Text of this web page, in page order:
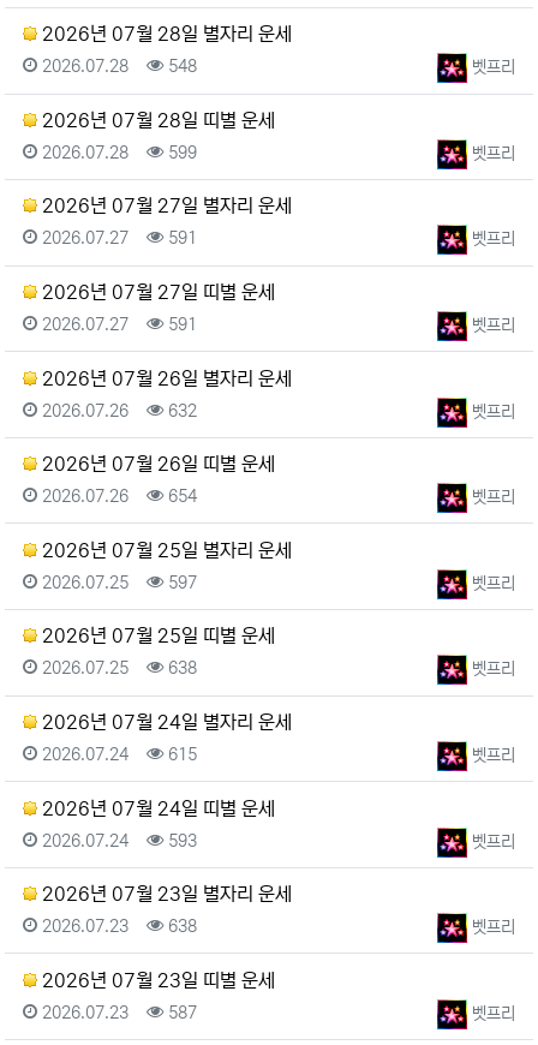
2026년 07월 28일 별자리 운세
등록자벳프리
등록일
2026.07.28 조회
548
2026년 07월 28일 띠별 운세
등록자벳프리
등록일
2026.07.28 조회
599
2026년 07월 27일 별자리 운세
등록자벳프리
등록일
2026.07.27 조회
591
2026년 07월 27일 띠별 운세
등록자벳프리
등록일
2026.07.27 조회
591
2026년 07월 26일 별자리 운세
등록자벳프리
등록일
2026.07.26 조회
632
2026년 07월 26일 띠별 운세
등록자벳프리
등록일
2026.07.26 조회
654
2026년 07월 25일 별자리 운세
등록자벳프리
등록일
2026.07.25 조회
597
2026년 07월 25일 띠별 운세
등록자벳프리
등록일
2026.07.25 조회
638
2026년 07월 24일 별자리 운세
등록자벳프리
등록일
2026.07.24 조회
615
2026년 07월 24일 띠별 운세
등록자벳프리
등록일
2026.07.24 조회
593
2026년 07월 23일 별자리 운세
등록자벳프리
등록일
2026.07.23 조회
638
2026년 07월 23일 띠별 운세
등록자벳프리
등록일
2026.07.23 조회
587